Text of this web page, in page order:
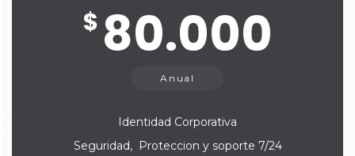
$ 80.000
Anual
Identidad Corporativa
Seguridad, Proteccion y soporte 7/24